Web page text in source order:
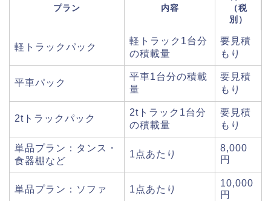
プラン 内容
（税
別）
軽トラックパック
軽トラック1台分
の積載量
要見積
もり
平車パック
平車1台分の積載
量
要見積
もり
2tトラックパック
2tトラック1台分
の積載量
要見積
もり
単品プラン：タンス・
食器棚など
1点あたり
8,000
円
単品プラン：ソファ 1点あたり
10,000
円